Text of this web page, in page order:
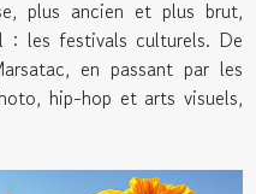
plus ancien et plus brut,
: les festivals culturels. De
en passant par les
hip-hop et arts visuels,